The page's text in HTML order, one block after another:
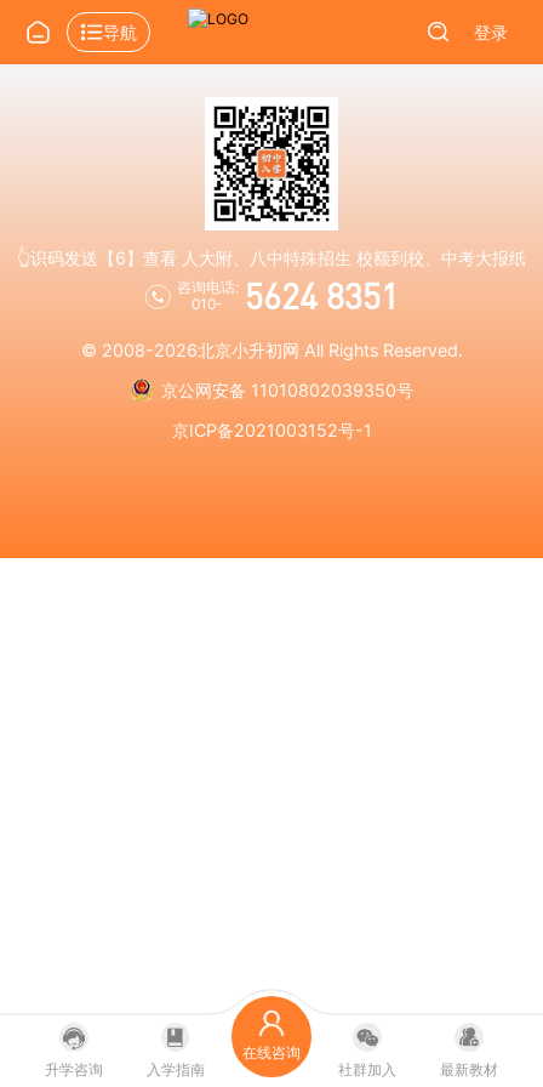
导航 登录
👆识码发送【6】查看 人大附、八中特殊招生 校额到校、中考大报纸
咨询电话:
010-
5624 8351
© 2008-2026北京小升初网 All Rights Reserved.
京公网安备 11010802039350号
京ICP备2021003152号-1
升学咨询 入学指南
在线咨询
社群加入
最新教材